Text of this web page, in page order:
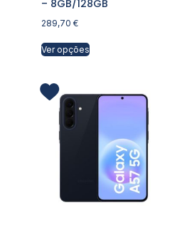
– 8GB/128GB
289,70 €
Ver opções